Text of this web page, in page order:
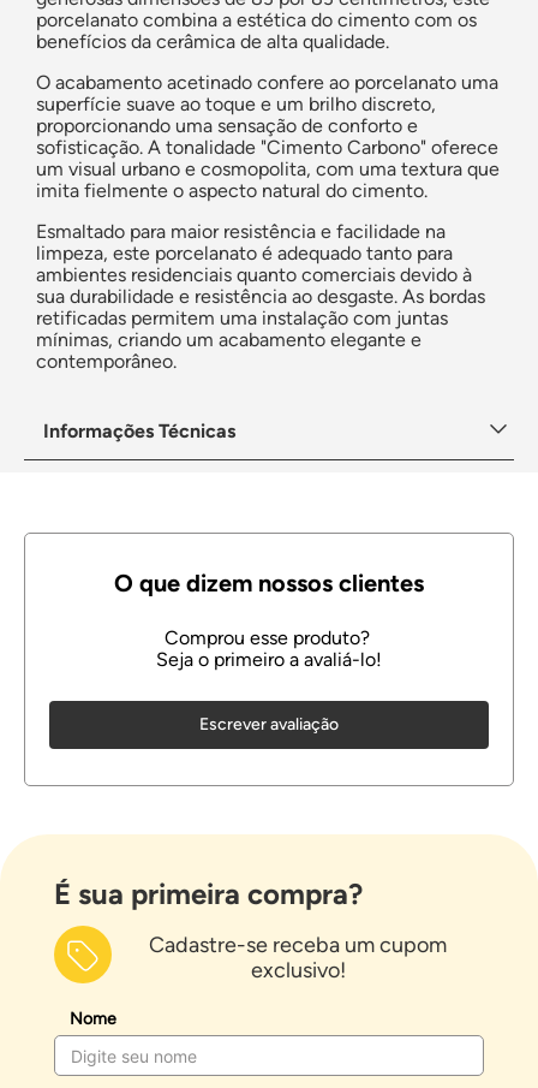
porcelanato combina a estética do cimento com os
benefícios da cerâmica de alta qualidade.
O acabamento acetinado confere ao porcelanato uma
superfície suave ao toque e um brilho discreto,
proporcionando uma sensação de conforto e
sofisticação. A tonalidade "Cimento Carbono" oferece
um visual urbano e cosmopolita, com uma textura que
imita fielmente o aspecto natural do cimento.
Esmaltado para maior resistência e facilidade na
limpeza, este porcelanato é adequado tanto para
ambientes residenciais quanto comerciais devido à
sua durabilidade e resistência ao desgaste. As bordas
retificadas permitem uma instalação com juntas
mínimas, criando um acabamento elegante e
contemporâneo.
Informações Técnicas
Escrever avaliação
É sua primeira compra?
Cadastre-se receba um cupom
exclusivo!
Nome